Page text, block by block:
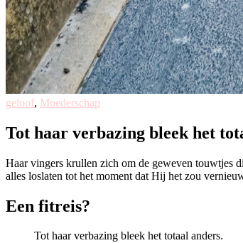
geloof, Moederschap
Tot haar verbazing bleek het
Haar vingers krullen zich om de geweven touwtjes
alles loslaten tot het moment dat Hij het zou
Een fitreis?
Tot haar verbazing bleek het totaal anders.